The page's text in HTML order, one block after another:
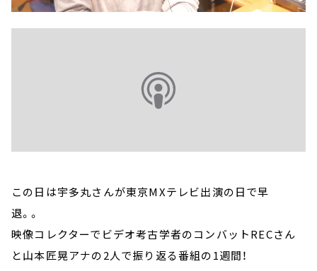
この日は宇多丸さんが東京MXテレビ出演の日で早
退。。
映像コレクターでビデオ考古学者のコンバットRECさん
と山本匠晃アナの2人で振り返る番組の1週間！